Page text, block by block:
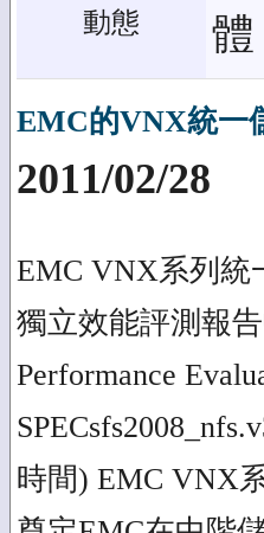
動態
體
EMC的VNX統一
2011/02/28
EMC VNX系列統
獨立效能評測報
Performance
時間) EMC VNX